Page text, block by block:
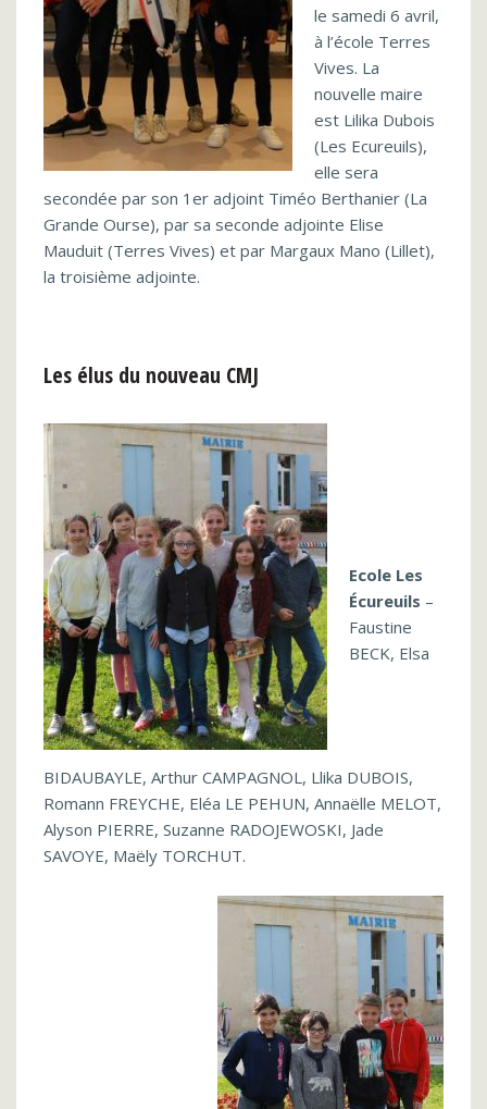
le samedi 6 avril,
à l’école Terres
Vives. La
nouvelle maire
est Lilika Dubois
(Les Ecureuils),
elle sera
secondée par son 1er adjoint Timéo Berthanier (La
Grande Ourse), par sa seconde adjointe Elise
Mauduit (Terres Vives) et par Margaux Mano (Lillet),
la troisième adjointe.
Les élus du nouveau CMJ
Ecole Les
Écureuils –
Faustine
BECK, Elsa
BIDAUBAYLE, Arthur CAMPAGNOL, Llika DUBOIS,
Romann FREYCHE, Eléa LE PEHUN, Annaëlle MELOT,
Alyson PIERRE, Suzanne RADOJEWOSKI, Jade
SAVOYE, Maëly TORCHUT.